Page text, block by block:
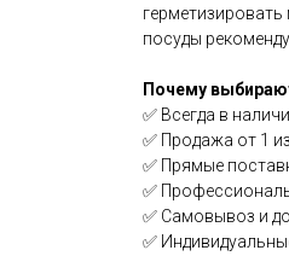
посуды
Почему
✅ Всегда в
✅ Продажа от 1
✅ Прямые
✅
✅ Самовывоз и
✅